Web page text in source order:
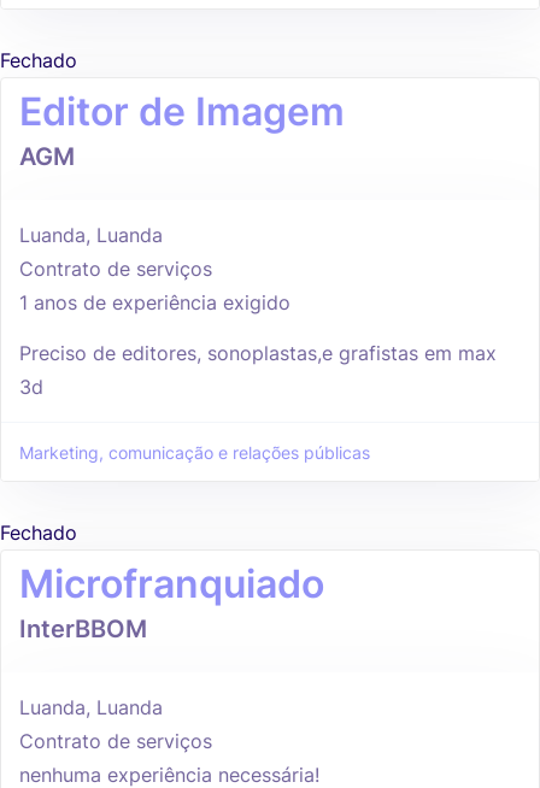
Fechado
Editor de Imagem
AGM
Luanda, Luanda
Contrato de serviços
1 anos de experiência exigido
Preciso de editores, sonoplastas,e grafistas em max
3d
Marketing, comunicação e relações públicas
Fechado
Microfranquiado
InterBBOM
Luanda, Luanda
Contrato de serviços
nenhuma experiência necessária!